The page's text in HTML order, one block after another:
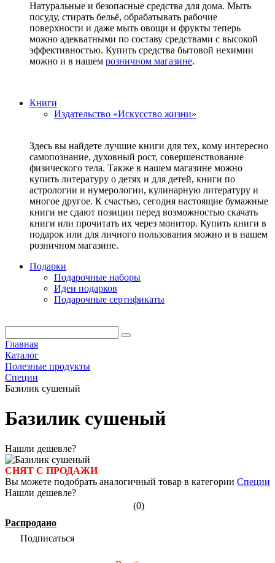
Натуральные и безопасные средства для дома. Мыть
посуду, стирать бельё, обрабатывать рабочие
поверхности и даже мыть овощи и фрукты теперь
можно адекватными по составу средствами с высокой
эффективностью. Купить средства бытовой нехимии
можно и в нашем розничном магазине.
Книги
Издательство «Искусство жизни»
Здесь вы найдете лучшие книги для тех, кому интересно
самопознание, духовный рост, совершенствование
физического тела. Также в нашем магазине можно
купить литературу о детях и для детей, книги по
астрологии и нумерологии, кулинарную литературу и
многое другое. К счастью, сегодня настоящие бумажные
книги не сдают позиции перед возможностью скачать
книги или прочитать их через монитор. Купить книги в
подарок или для личного пользования можно и в нашем
розничном магазине.
Подарки
Подарочные наборы
Идеи подарков
Подарочные сертификаты
Главная
Каталог
Полезные продукты
Специи
Базилик сушеный
Базилик сушеный
Нашли дешевле?
СНЯТ С ПРОДАЖИ
Вы можете подобрать аналогичный товар в категории Специи
Нашли дешевле?
(0)
Распродано
Подписаться